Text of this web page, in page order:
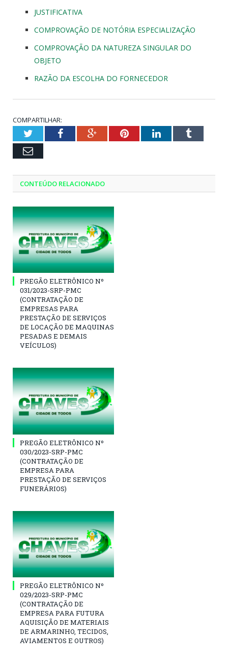
JUSTIFICATIVA
COMPROVAÇÃO DE NOTÓRIA ESPECIALIZAÇÃO
COMPROVAÇÃO DA NATUREZA SINGULAR DO
OBJETO
RAZÃO DA ESCOLHA DO FORNECEDOR
COMPARTILHAR:
TwitterFacebookGoogle+PinterestLinkedInTumblr
Email
CONTEÚDO RELACIONADO
PREGÃO ELETRÔNICO Nº
031/2023-SRP-PMC
(CONTRATAÇÃO DE
EMPRESAS PARA
PRESTAÇÃO DE SERVIÇOS
DE LOCAÇÃO DE MAQUINAS
PESADAS E DEMAIS
VEÍCULOS)
PREGÃO ELETRÔNICO Nº
030/2023-SRP-PMC
(CONTRATAÇÃO DE
EMPRESA PARA
PRESTAÇÃO DE SERVIÇOS
FUNERÁRIOS)
PREGÃO ELETRÔNICO Nº
029/2023-SRP-PMC
(CONTRATAÇÃO DE
EMPRESA PARA FUTURA
AQUISIÇÃO DE MATERIAIS
DE ARMARINHO, TECIDOS,
AVIAMENTOS E OUTROS)